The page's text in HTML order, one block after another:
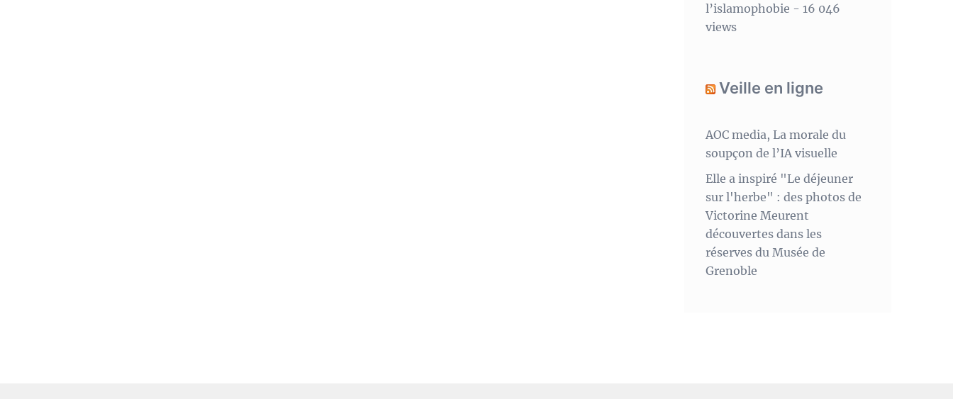
l’islamophobie - 16 046
views
Veille en ligne
AOC media, La morale du
soupçon de l’IA visuelle
Elle a inspiré "Le déjeuner
sur l'herbe" : des photos de
Victorine Meurent
découvertes dans les
réserves du Musée de
Grenoble